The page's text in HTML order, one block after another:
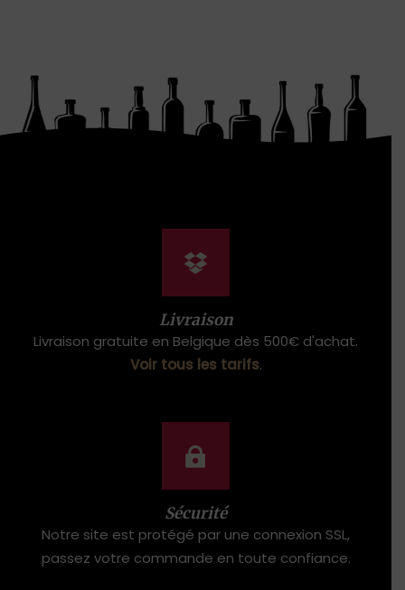
Livraison
Livraison gratuite en Belgique dès 500€ d'achat.
Voir tous les tarifs.
Sécurité
Notre site est protégé par une connexion SSL,
passez votre commande en toute confiance.